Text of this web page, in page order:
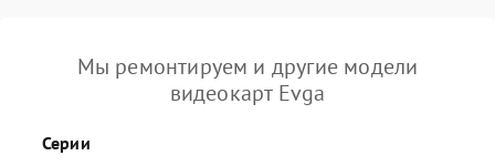
Мы ремонтируем и другие модели
видеокарт Evga
Серии